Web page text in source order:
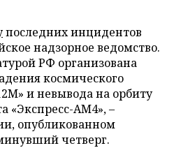
последних инцидентов
надзорное ведомство.
РФ организована
космического
и невывода на орбиту
«Экспресс-АМ4», –
опубликованном
четверг.